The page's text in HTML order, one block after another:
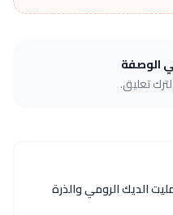
الوصفة
لترك تعليق.
الديك الرومي والذرة